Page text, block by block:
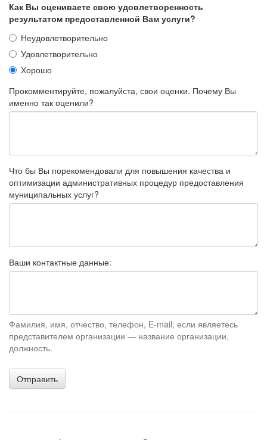
Как Вы оцениваете свою удовлетворенность
результатом предоставленной Вам услуги?
Неудовлетворительно
Удовлетворительно
Хорошо
Прокомментируйте, пожалуйста, свои оценки. Почему Вы
именно так оценили?
Что бы Вы порекомендовали для повышения качества и
оптимизации административных процедур предоставления
муниципальных услуг?
Ваши контактные данные:
Фамилия, имя, отчество, телефон, E-mail; если являетесь
представителем организации — название организации,
должность.
Отправить